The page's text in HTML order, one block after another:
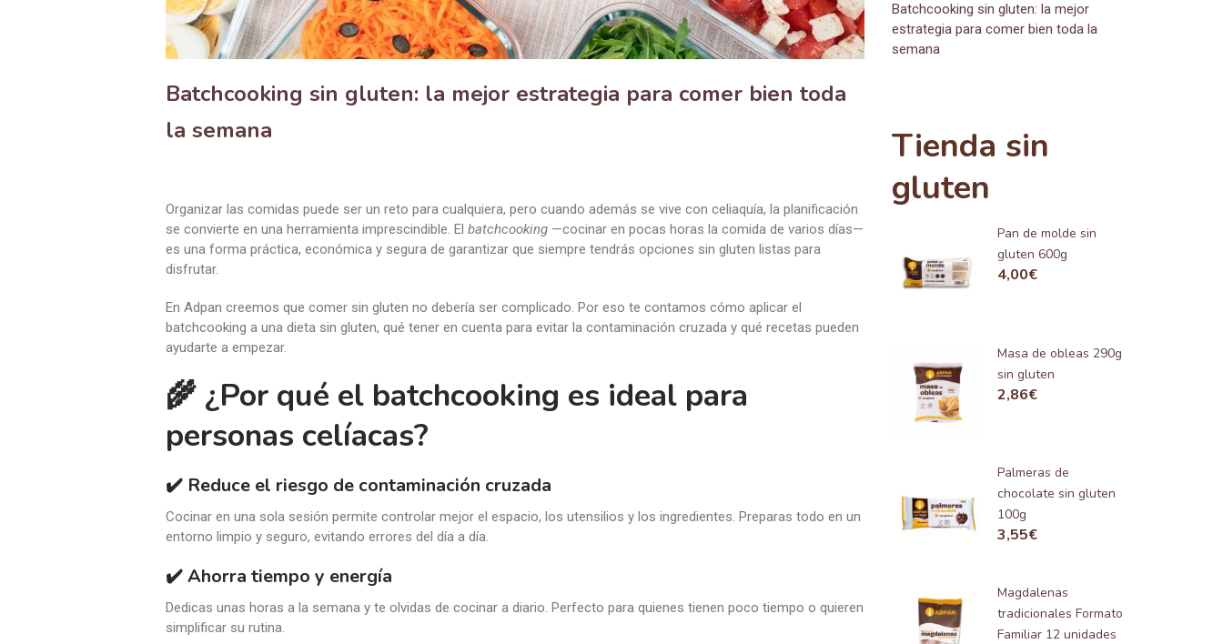
Batchcooking sin gluten: la mejor estrategia para comer bien toda
la semana
Organizar las comidas puede ser un reto para cualquiera, pero cuando además se vive con celiaquía, la planificación
se convierte en una herramienta imprescindible. El batchcooking —cocinar en pocas horas la comida de varios días—
es una forma práctica, económica y segura de garantizar que siempre tendrás opciones sin gluten listas para
disfrutar.
En Adpan creemos que comer sin gluten no debería ser complicado. Por eso te contamos cómo aplicar el
batchcooking a una dieta sin gluten, qué tener en cuenta para evitar la contaminación cruzada y qué recetas pueden
ayudarte a empezar.
🌾 ¿Por qué el batchcooking es ideal para
personas celíacas?
✔️ Reduce el riesgo de contaminación cruzada
Cocinar en una sola sesión permite controlar mejor el espacio, los utensilios y los ingredientes. Preparas todo en un
entorno limpio y seguro, evitando errores del día a día.
✔️ Ahorra tiempo y energía
Dedicas unas horas a la semana y te olvidas de cocinar a diario. Perfecto para quienes tienen poco tiempo o quieren
simplificar su rutina.
Batchcooking sin gluten: la mejor
estrategia para comer bien toda la
semana
Tienda sin
gluten
Pan de molde sin
gluten 600g
4,00€
Masa de obleas 290g
sin gluten
2,86€
Palmeras de
chocolate sin gluten
100g
3,55€
Magdalenas
tradicionales Formato
Familiar 12 unidades